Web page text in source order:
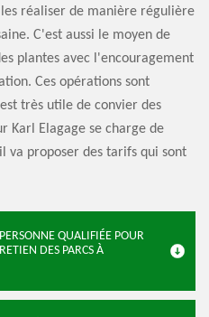
réaliser de manière régulière
C'est aussi le moyen de
plantes avec l'encouragement
Ces opérations sont
très utile de convier des
Karl Elagage se charge de
proposer des tarifs qui sont
QUALIFIÉE POUR
DES PARCS À